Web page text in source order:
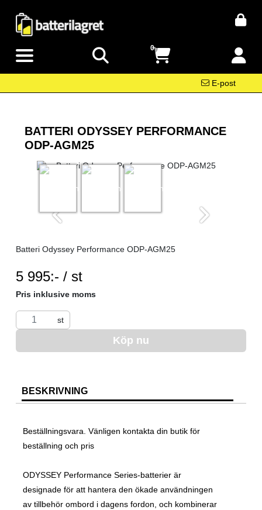
0
E-post
BATTERI ODYSSEY PERFORMANCE
ODP-AGM25
Batteri Odyssey Performance ODP-AGM25
5 995:- / stSEK per ST
Pris inklusive moms
st
Köp nu
BESKRIVNING
Beställningsvara. Vänligen kontakta din butik för
beställning och pris
ODYSSEY Performance Series-batterier är
designade för att hantera den ökade användningen
av tillbehör ombord i dagens fordon, och kombinerar